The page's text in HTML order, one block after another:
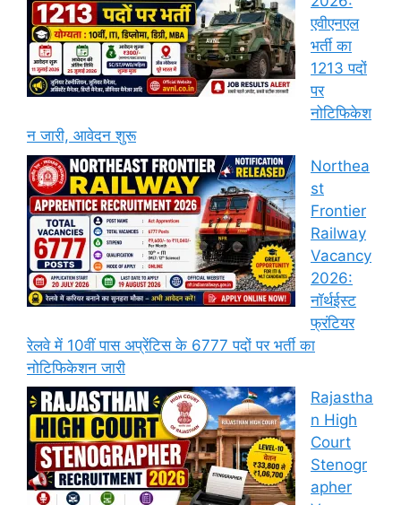
एवीएनएल
भर्ती का
1213 पदों
पर
नोटिफिकेश
न जारी, आवेदन शुरू
Northea
st
Frontier
Railway
Vacancy
2026:
नॉर्थईस्ट
फ्रंटियर
रेलवे में 10वीं पास अप्रेंटिस के 6777 पदों पर भर्ती का
नोटिफिकेशन जारी
Rajastha
n High
Court
Stenogr
apher